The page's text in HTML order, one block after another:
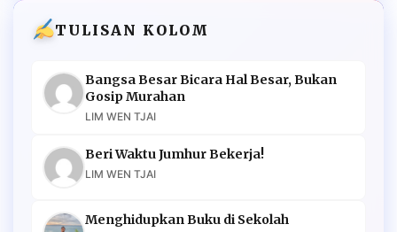
TULISAN KOLOM
Bangsa Besar Bicara Hal Besar, Bukan
Gosip Murahan
LIM WEN TJAI
Beri Waktu Jumhur Bekerja!
LIM WEN TJAI
Menghidupkan Buku di Sekolah